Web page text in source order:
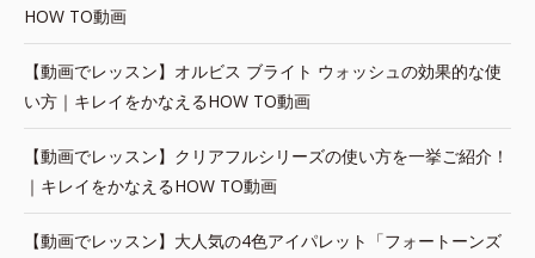
HOW TO動画
【動画でレッスン】オルビス ブライト ウォッシュの効果的な使
い方｜キレイをかなえるHOW TO動画
【動画でレッスン】クリアフルシリーズの使い方を一挙ご紹介！
｜キレイをかなえるHOW TO動画
【動画でレッスン】大人気の4色アイパレット「フォートーンズ